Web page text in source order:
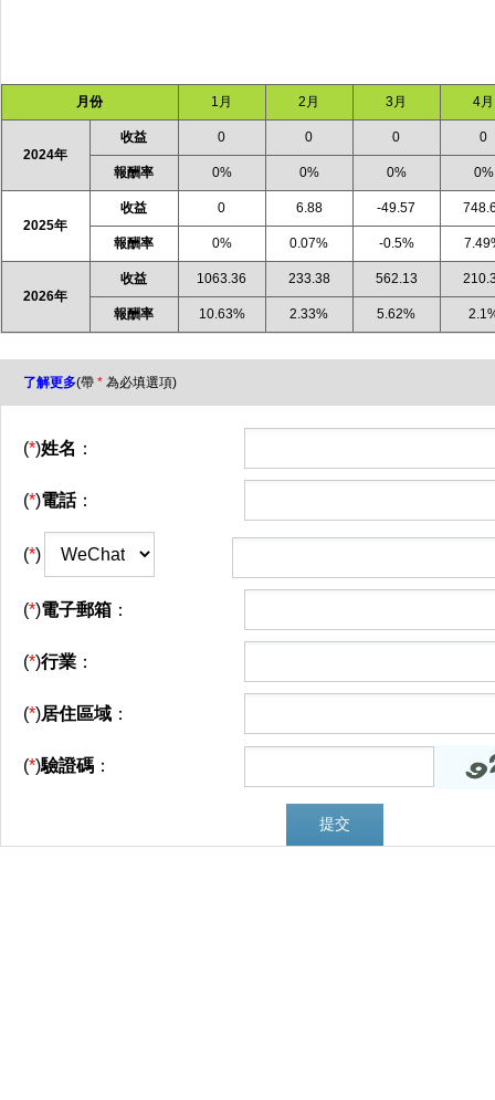
月份 1月 2月 3月 4月
2024年
收益 0 0 0 0
報酬率 0% 0% 0% 0%
2025年
收益 0 6.88 -49.57
報酬率 0% 0.07% -0.5%
2026年
收益 1063.36 233.38 562.13
報酬率 10.63% 2.33% 5.62%
了解更多(帶 * 為必填選項)
(*)姓名 ：
(*)電話：
(*)
(*)電子郵箱 ：
(*)行業 ：
(*)居住區域 ：
(*)驗證碼 ：